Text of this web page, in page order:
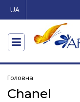
UA
Головна
Chanel